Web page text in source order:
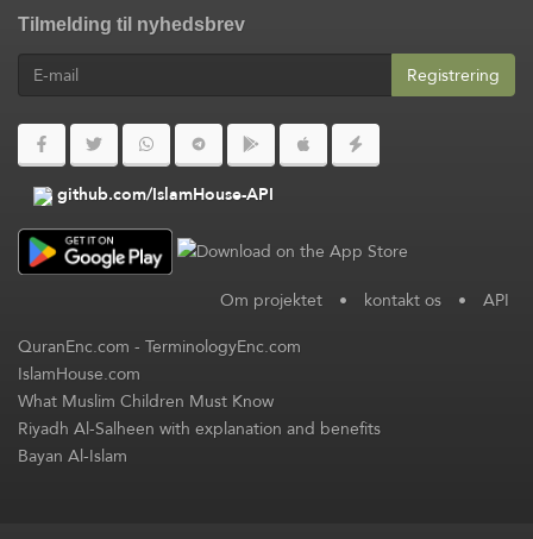
Tilmelding til nyhedsbrev
Registrering
github.com/IslamHouse-API
Om projektet • kontakt os • API
QuranEnc.com-TerminologyEnc.com
IslamHouse.com
What Muslim Children Must Know
Riyadh Al-Salheen with explanation and benefits
Bayan Al-Islam